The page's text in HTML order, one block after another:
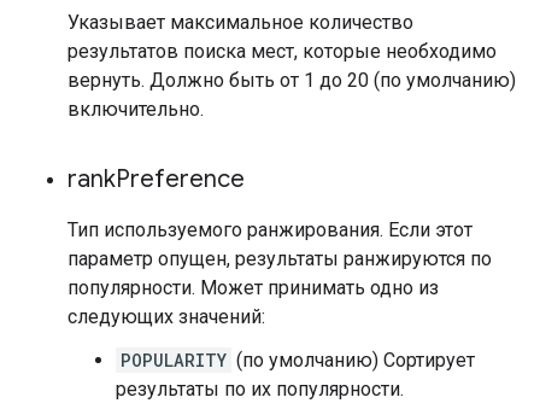
Указывает максимальное количество
результатов поиска мест, которые необходимо
вернуть. Должно быть от 1 до 20 (по умолчанию)
включительно.
rankPreference
Тип используемого ранжирования. Если этот
параметр опущен, результаты ранжируются по
популярности. Может принимать одно из
следующих значений:
POPULARITY (по умолчанию) Сортирует
результаты по их популярности.